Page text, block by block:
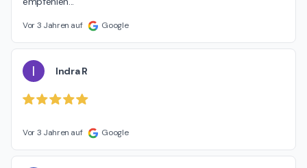
Vor 3 Jahren auf Google
I Indra R
Vor 3 Jahren auf Google